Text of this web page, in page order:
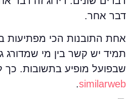
דבר אחר.
תמיד יש קשר בין מי שמדורג
שבפועל מופיע בתשובות. כך
similarweb
.